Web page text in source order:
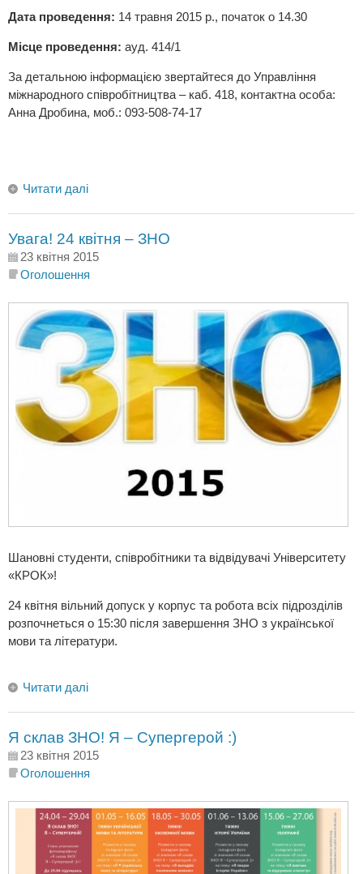
Дата проведення: 14 травня 2015 р., початок о 14.30
Місце проведення: ауд. 414/1
За детальною інформацією звертайтеся до Управління
міжнародного співробітництва – каб. 418, контактна особа:
Анна Дробина, моб.: 093-508-74-17
Читати далі
Увага! 24 квітня – ЗНО
23 квітня 2015
Оголошення
Шановні студенти, співробітники та відвідувачі Університету
«КРОК»!
24 квітня вільний допуск у корпус та робота всіх підрозділів
розпочнеться о 15:30 після завершення ЗНО з української
мови та літератури.
Читати далі
Я склав ЗНО! Я – Супергерой :)
23 квітня 2015
Оголошення